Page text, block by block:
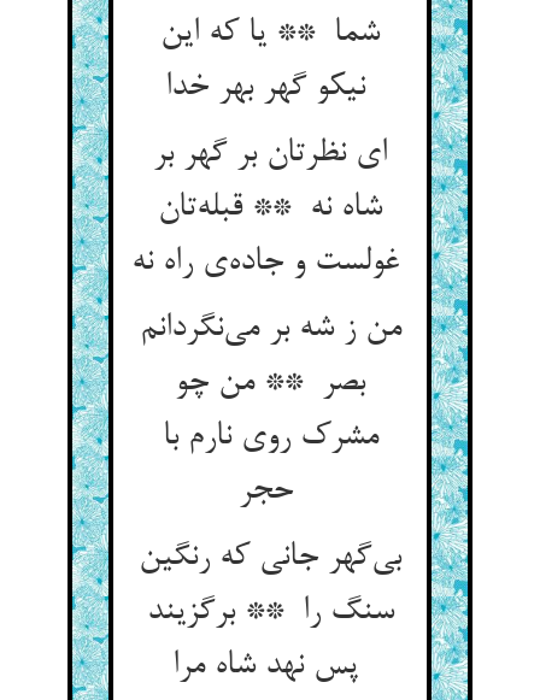
شما ** یا که این
نیکو گهر بهر خدا
ای نظرتان بر گهر بر
شاه نه ** قبله‌تان
من ز شه بر می‌نگردانم
بصر ** من چو
مشرک روی نارم با
حجر
بی‌گهر جانی که رنگین
سنگ را ** برگزیند